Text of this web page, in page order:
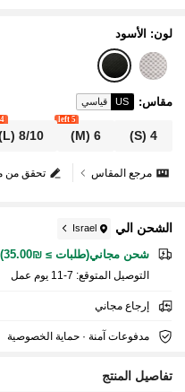
لون: الأسود
مقاس:
US قياسي
4
(S)
6
(M)
5 left
8/10
(L)
4 left
تحقق من مرجع المقاس
الشحن الي Israel
شحن مجاني(طلبات ≥ ₪35.00)
التوصيل المتوقع: 7-11 يوم عمل
إرجاع مجاني
مدفوعات آمنة · حماية الخصوصية
تفاصيل المنتج